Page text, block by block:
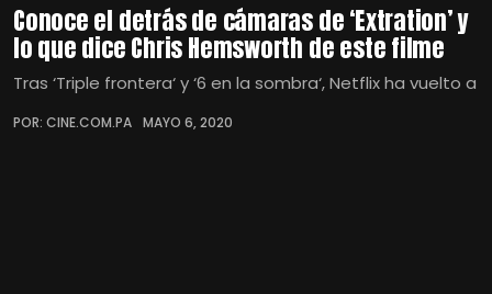
Conoce el detrás de cámaras de ‘Extration’ y
lo que dice Chris Hemsworth de este filme
Tras ‘Triple frontera‘ y ‘6 en la sombra‘, Netflix ha vuelto a
POR: CINE.COM.PA MAYO 6, 2020